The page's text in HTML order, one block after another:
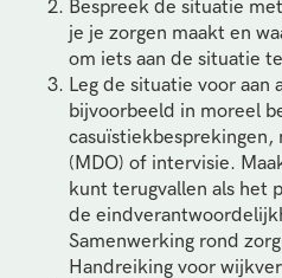
Bespreek de situatie
je je zorgen maakt en
om iets aan de situatie
Leg de situatie voor aan
bijvoorbeeld in moreel
(MDO) of intervisie.
kunt terugvallen als het
de
Samenwerking rond
Handreiking voor